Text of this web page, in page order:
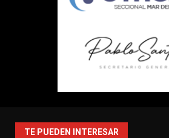
TE PUEDEN INTERESAR